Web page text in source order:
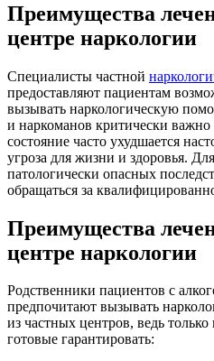
Преимущества
центре наркологии
Специалисты частной
предоставляют пациентам
вызывать наркологическую
и наркоманов критически
состояние часто ухудшается
угроза для жизни и здоровья.
патологически опасных
обращаться за
Преимущества
центре наркологии
Родственники пациентов с
предпочитают вызывать
из частных центров, ведь
готовые гарантировать: